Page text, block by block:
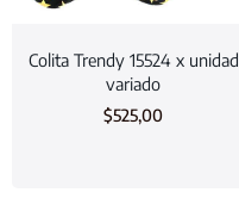
Colita Trendy 15524 x unidad
variado
$525,00